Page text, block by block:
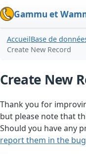
Gammu et
AccueilBase de
Create New Record
Create New
Thank you for
but please note that
Should you have any
report them in the